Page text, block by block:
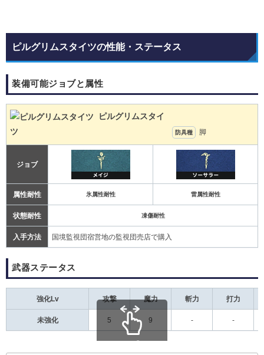
ピルグリムスタイツの性能・ステータス
装備可能ジョブと属性
ピルグリムスタイ
ツ
防具種 脚
ジョブ
属性耐性 氷属性耐性 雷属性耐性
状態耐性 凍傷耐性
入手方法 国境監視団宿営地の監視団売店で購入
武器ステータス
強化Lv 攻撃 魔力 斬力 打力
未強化 5 9 - -
scroll